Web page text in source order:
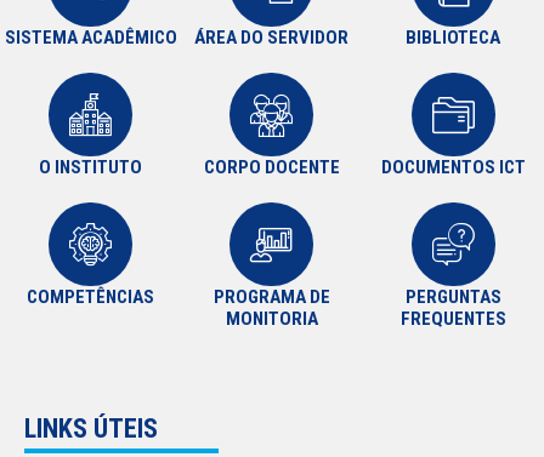
SISTEMA ACADÊMICO ÁREA DO SERVIDOR BIBLIOTECA
O INSTITUTO CORPO DOCENTE DOCUMENTOS ICT
COMPETÊNCIAS
PROGRAMA DE
MONITORIA
PERGUNTAS
FREQUENTES
LINKS ÚTEIS